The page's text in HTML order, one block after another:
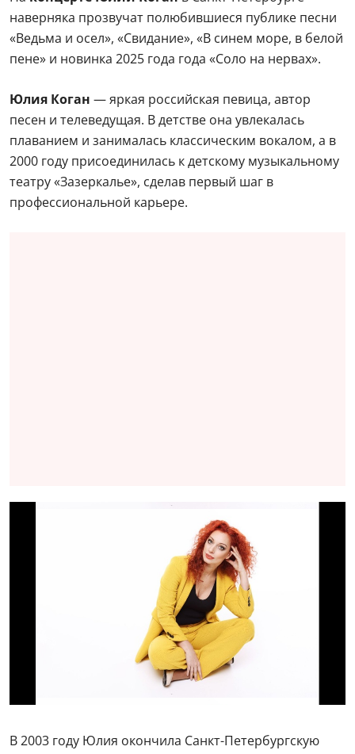
наверняка прозвучат полюбившиеся публике песни
«Ведьма и осел», «Свидание», «В синем море, в белой
пене» и новинка 2025 года года «Соло на нервах».
Юлия Коган — яркая российская певица, автор
песен и телеведущая. В детстве она увлекалась
плаванием и занималась классическим вокалом, а в
2000 году присоединилась к детскому музыкальному
театру «Зазеркалье», сделав первый шаг в
профессиональной карьере.
В 2003 году Юлия окончила Санкт-Петербургскую